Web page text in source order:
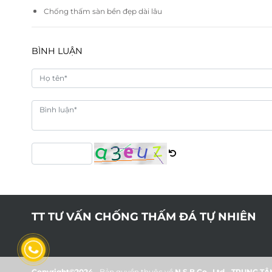
Chống thấm sàn bền đẹp dài lâu
BÌNH LUẬN
TT TƯ VẤN CHỐNG THẤM ĐÁ TỰ NHIÊN